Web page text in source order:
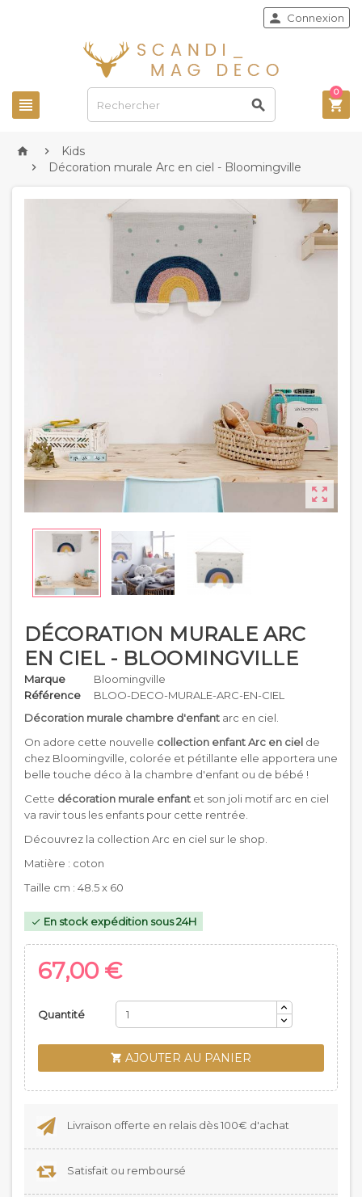
 
 Connexion

0
  Kids
 Décoration murale Arc en ciel - Bloomingville

DÉCORATION MURALE ARC
EN CIEL - BLOOMINGVILLE
Marque
Bloomingville
Référence
BLOO-DECO-MURALE-ARC-EN-CIEL
Décoration murale chambre d'enfant arc en ciel.
On adore cette nouvelle collection enfant Arc en ciel de
chez Bloomingville, colorée et pétillante elle apportera une
belle touche déco à la chambre d'enfant ou de bébé !
Cette décoration murale enfant et son joli motif arc en ciel
va ravir tous les enfants pour cette rentrée.
Découvrez la collection Arc en ciel sur le shop.
Matière : coton
Taille cm : 48.5 x 60
 En stock expédition sous 24H
67,00 €
Quantité
 AJOUTER AU PANIER
Livraison offerte en relais dès 100€ d'achat
Satisfait ou remboursé